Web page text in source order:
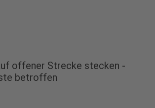
offener Strecke stecken -
betroffen